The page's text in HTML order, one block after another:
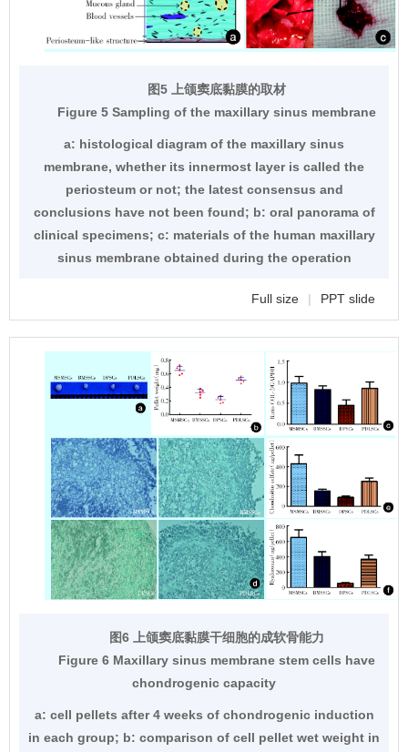
图5 上颌窦底黏膜的取材
Figure 5 Sampling of the maxillary sinus membrane
a: histological diagram of the maxillary sinus
membrane, whether its innermost layer is called the
periosteum or not; the latest consensus and
conclusions have not been found; b: oral panorama of
clinical specimens; c: materials of the human maxillary
sinus membrane obtained during the operation
Full size | PPT slide
图6 上颌窦底黏膜干细胞的成软骨能力
Figure 6 Maxillary sinus membrane stem cells have
chondrogenic capacity
a: cell pellets after 4 weeks of chondrogenic induction
in each group; b: comparison of cell pellet wet weight in